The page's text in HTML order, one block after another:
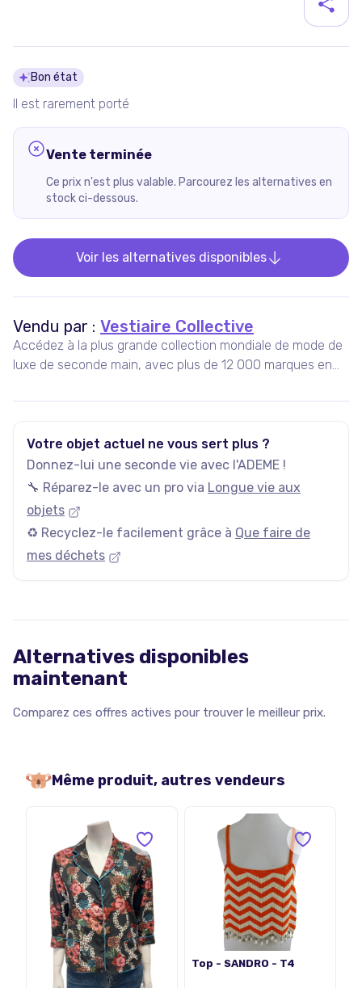
Détails du produit
Bon état
Il est rarement porté
Vente terminée
Ce prix n'est plus valable. Parcourez les alternatives en
stock ci-dessous.
Voir les alternatives disponibles
Vendu par : Vestiaire Collective
Accédez à la plus grande collection mondiale de mode de
luxe de seconde main, avec plus de 12 000 marques en
nouveaux articles ajoutés chaque jour.
Votre objet actuel ne vous sert plus ?
Donnez-lui une seconde vie avec l'ADEME !
🔧 Réparez-le avec un pro via Longue vie aux
objets
♻️ Recyclez-le facilement grâce à Que faire de
mes déchets
Alternatives disponibles
maintenant
Comparez ces offres actives pour trouver le meilleur prix.
Même produit, autres vendeurs
Top - SANDRO - T4